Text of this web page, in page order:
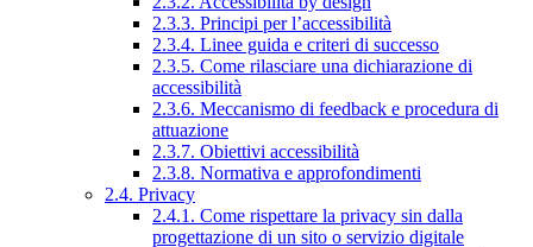
2.3.3. Principi per l’accessibilità
2.3.4. Linee guida e criteri di successo
2.3.5. Come rilasciare una dichiarazione di
accessibilità
2.3.6. Meccanismo di feedback e procedura di
attuazione
2.3.7. Obiettivi accessibilità
2.3.8. Normativa e approfondimenti
2.4. Privacy
2.4.1. Come rispettare la privacy sin dalla
progettazione di un sito o servizio digitale